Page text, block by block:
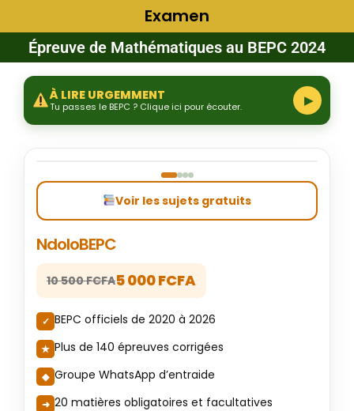
Examen
Épreuve de Mathématiques au BEPC 2024
À LIRE URGEMMENT
Tu passes le BEPC ? Clique ici pour écouter. ▶
Voir les sujets gratuits
NdoloBEPC
10 500 FCFA5 000 FCFA
BEPC officiels de 2020 à 2026
Plus de 140 épreuves corrigées
Groupe WhatsApp d’entraide
20 matières obligatoires et facultatives